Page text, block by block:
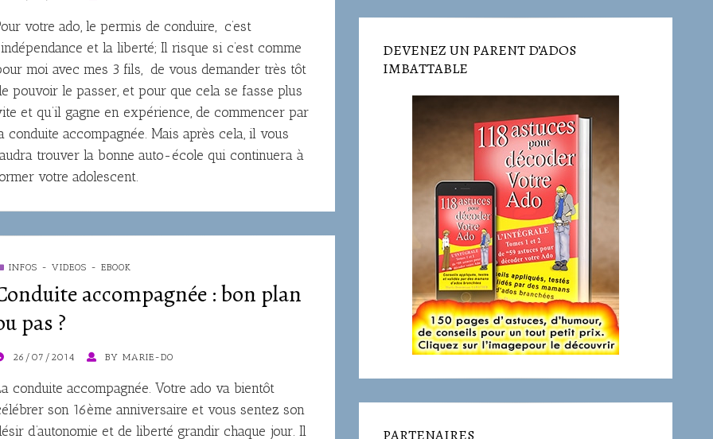
votre ado, le permis de conduire, c’est
et la liberté; Il risque si c’est comme
moi avec mes 3 fils, de vous demander très tôt
pouvoir le passer, et pour que cela se fasse plus
et qu’il gagne en expérience, de commencer par
conduite accompagnée. Mais après cela, il vous
trouver la bonne auto-école qui continuera à
votre adolescent.
INFOS - VIDEOS - EBOOK
accompagnée : bon plan
pas ?
26/07/2014 BY MARIE-DO
conduite accompagnée. Votre ado va bientôt
son 16ème anniversaire et vous sentez son
d’autonomie et de liberté grandir chaque jour. Il
DEVENEZ UN PARENT D’ADOS
IMBATTABLE
PARTENAIRES